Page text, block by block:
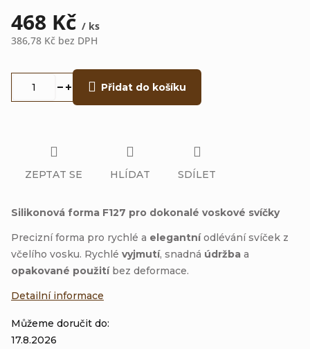
468 Kč / ks
386,78 Kč bez DPH
Můžeme doručit do:
17.8.2026
Přidat do košíku
Silikonová forma F127 pro dokonalé voskové svíčky
Precizní forma pro rychlé a elegantníodlévání svíček z
včelího vosku. Rychlé vyjmutí, snadná údržba a
opakované použitíbez deformace.
Detailní informace
ZEPTAT SE HLÍDAT SDÍLET